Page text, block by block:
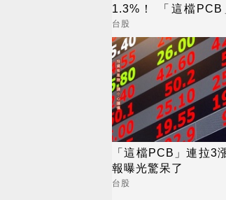
1.3%！ 「這檔PCB
漲停
台股
「這檔PCB」連拉3
報曝光驚呆了
台股